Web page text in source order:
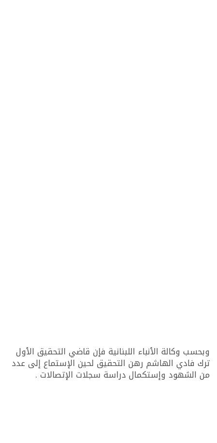
وبحسب وكالة الأنباء اللبنانية فإن قاضي التحقيق الأول
ترك فادي الهاشم رهن التحقيق لحين الإستماع إلى عدد
من الشهود وإستكمال دراسة سجلات الإتصالات .